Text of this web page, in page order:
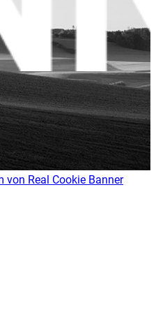
Real Cookie Banner